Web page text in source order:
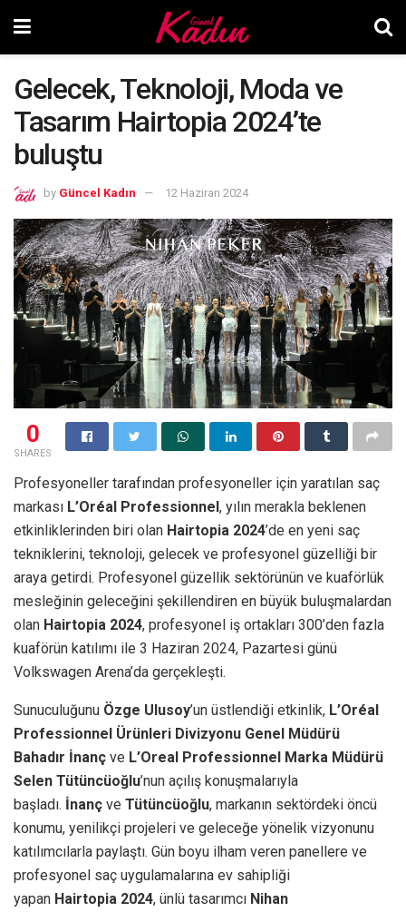
Gelecek, Teknoloji, Moda ve
Tasarım Hairtopia 2024’te
buluştu
by Güncel Kadın 12 Haziran 2024
0
SHARES
Profesyoneller tarafından profesyoneller için yaratılan saç
markası L’Oréal Professionnel, yılın merakla beklenen
etkinliklerinden biri olan Hairtopia 2024’de en yeni saç
tekniklerini, teknoloji, gelecek ve profesyonel güzelliği bir
araya getirdi. Profesyonel güzellik sektörünün ve kuaförlük
mesleğinin geleceğini şekillendiren en büyük buluşmalardan
olan Hairtopia 2024, profesyonel iş ortakları 300’den fazla
kuaförün katılımı ile 3 Haziran 2024, Pazartesi günü
Volkswagen Arena’da gerçekleşti.
Sunuculuğunu Özge Ulusoy’un üstlendiği etkinlik, L’Oréal
Professionnel Ürünleri Divizyonu Genel Müdürü
Bahadır İnanç ve L’Oreal Professionnel Marka Müdürü
Selen Tütüncüoğlu’nun açılış konuşmalarıyla
başladı. İnanç ve Tütüncüoğlu, markanın sektördeki öncü
konumu, yenilikçi projeleri ve geleceğe yönelik vizyonunu
katılımcılarla paylaştı. Gün boyu ilham veren panellere ve
profesyonel saç uygulamalarına ev sahipliği
yapan Hairtopia 2024, ünlü tasarımcı Nihan